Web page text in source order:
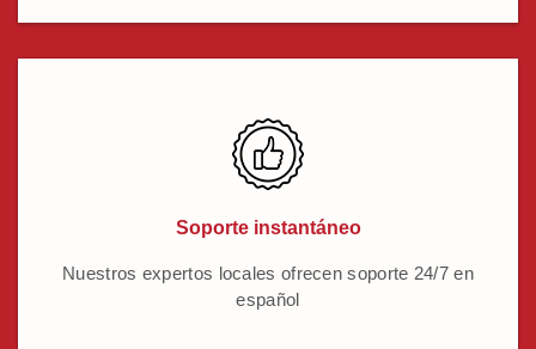
Soporte instantáneo
Nuestros expertos locales ofrecen soporte 24/7 en
español